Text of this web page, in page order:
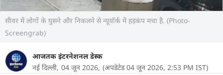
सीवर में लोगों के घुसने और निकलने से न्यूयॉर्क में हड़कंप मचा है. (Photo-
Screengrab)
आजतक इंटरनेशनल डेस्क
नई दिल्ली, 04 जून 2026, (अपडेटेड 04 जून 2026, 2:53 PM IST)